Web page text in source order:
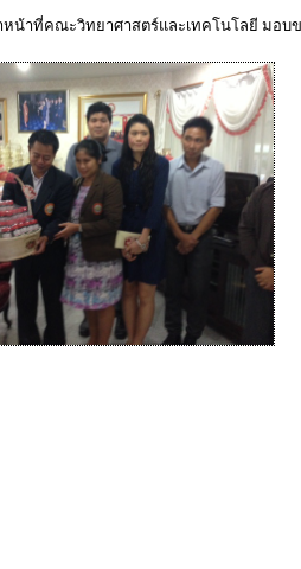
หน้าที่คณะวิทยาศาสตร์และเทคโนโลยี มอ